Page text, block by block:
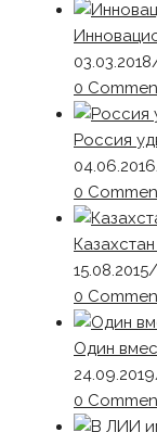
03.03.2018
0
Россия
04.06.2016
0
15.08.2015/
0
Один
24.09.2019
0